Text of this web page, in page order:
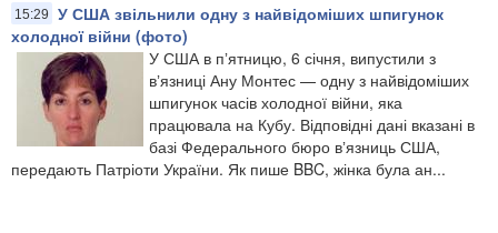
15:29
У США звільнили одну з найвідоміших шпигунок
холодної війни (фото)
У США в пʼятницю, 6 січня, випустили з
вʼязниці Ану Монтес — одну з найвідоміших
шпигунок часів холодної війни, яка
працювала на Кубу. Відповідні дані вказані в
базі Федерального бюро вʼязниць США,
передають Патріоти України. Як пише BBC, жінка була ан...